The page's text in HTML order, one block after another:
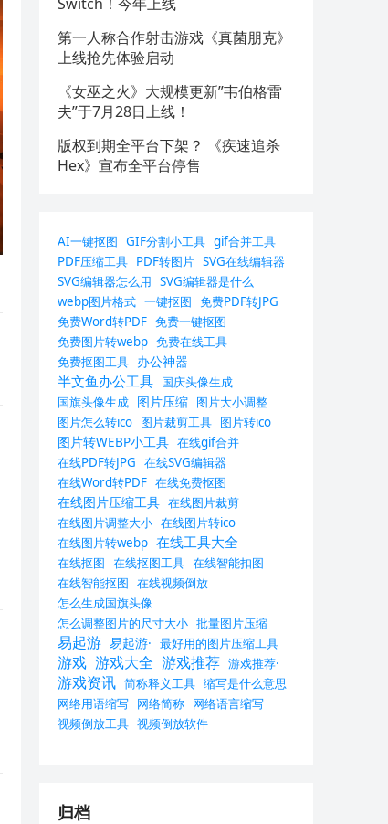
第一人称合作射击游戏《真菌朋克》
上线抢先体验启动
《女巫之火》大规模更新”韦伯格雷
夫”于7月28日上线！
版权到期全平台下架？ 《疾速追杀
Hex》宣布全平台停售
AI一键抠图 GIF分割小工具 gif合并工具
PDF压缩工具 PDF转图片 SVG在线编辑器
SVG编辑器怎么用 SVG编辑器是什么
webp图片格式 一键抠图 免费PDF转JPG
免费Word转PDF 免费一键抠图
免费图片转webp 免费在线工具
免费抠图工具 办公神器
半文鱼办公工具 国庆头像生成
国旗头像生成 图片压缩 图片大小调整
图片怎么转ico 图片裁剪工具 图片转ico
图片转WEBP小工具 在线gif合并
在线PDF转JPG 在线SVG编辑器
在线Word转PDF 在线免费抠图
在线图片压缩工具 在线图片裁剪
在线图片调整大小 在线图片转ico
在线图片转webp 在线工具大全
在线抠图 在线抠图工具 在线智能扣图
在线智能抠图 在线视频倒放
怎么生成国旗头像
怎么调整图片的尺寸大小 批量图片压缩
易起游 易起游· 最好用的图片压缩工具
游戏 游戏大全 游戏推荐 游戏推荐·
游戏资讯 简称释义工具 缩写是什么意思
网络用语缩写 网络简称 网络语言缩写
视频倒放工具 视频倒放软件
归档